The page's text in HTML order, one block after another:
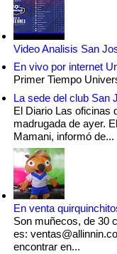
Video Analisis San
En vivo por internet
Primer Tiempo
La sede del club San
El Diario Las oficinas
madrugada de ayer.
Mamani, informó de...
En venta
Son muñecos, de 30
es:
encontrar en...